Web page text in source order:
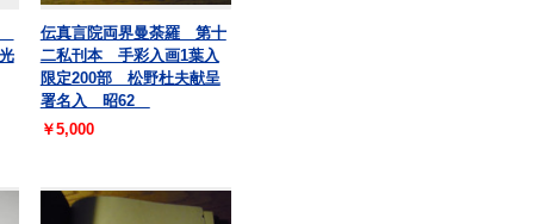
伝真言院両界曼荼羅 第十
二私刊本 手彩入画1葉入
限定200部 松野杜夫献呈
署名入 昭62
￥5,000